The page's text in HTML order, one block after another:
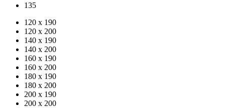
135
120 х 190
120 x 200
140 x 190
140 x 200
160 x 190
160 x 200
180 x 190
180 x 200
200 x 190
200 x 200